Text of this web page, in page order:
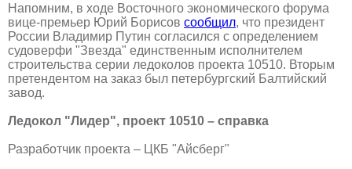
Напомним, в ходе Восточного экономического форума
вице-премьер Юрий Борисов сообщил, что президент
России Владимир Путин согласился с определением
судоверфи "Звезда" единственным исполнителем
строительства серии ледоколов проекта 10510. Вторым
претендентом на заказ был петербургский Балтийский
завод.
Ледокол "Лидер", проект 10510 – справка
Разработчик проекта – ЦКБ "Айсберг"